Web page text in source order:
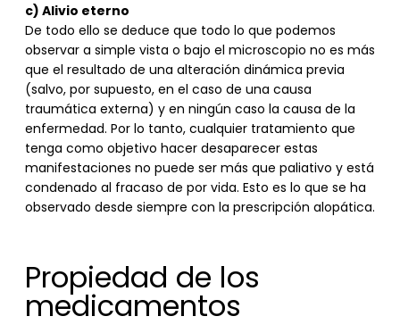
c) Alivio eterno
De todo ello se deduce que todo lo que podemos
observar a simple vista o bajo el microscopio no es más
que el resultado de una alteración dinámica previa
(salvo, por supuesto, en el caso de una causa
traumática externa) y en ningún caso la causa de la
enfermedad. Por lo tanto, cualquier tratamiento que
tenga como objetivo hacer desaparecer estas
manifestaciones no puede ser más que paliativo y está
condenado al fracaso de por vida. Esto es lo que se ha
observado desde siempre con la prescripción alopática.
Propiedad de los
medicamentos